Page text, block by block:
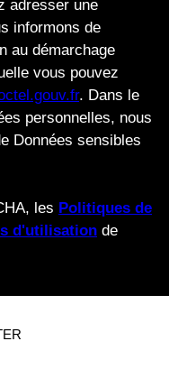
adresser une
informons de
au démarchage
vous pouvez
. Dans le
personnelles, nous
Données sensibles
les Politiques de
d'utilisation de